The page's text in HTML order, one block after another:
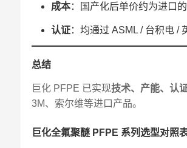
成本：国产化后单价约为进口
认证：均通过 ASML / 台积电 /
总结
巨化 PFPE 已实现技术、产能、认
3M、索尔维等进口产品。
巨化全氟聚醚 PFPE 系列选型对照